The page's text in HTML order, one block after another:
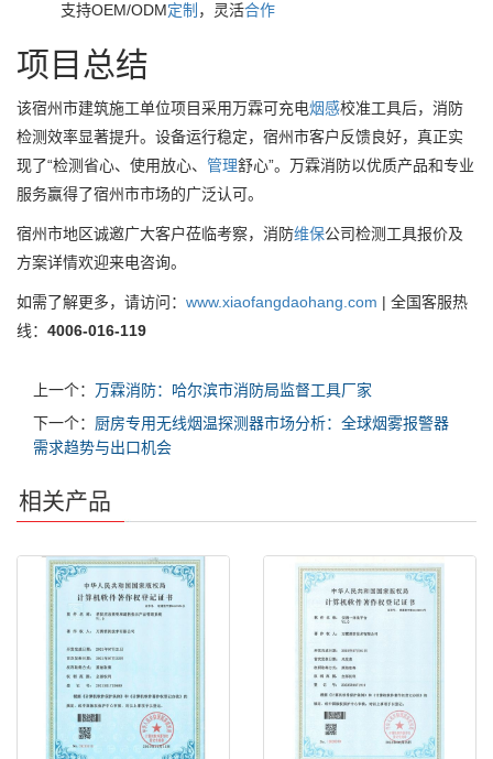
支持OEM/ODM定制 ，灵活合作
项目总结
该宿州市建筑施工单位项目采用万霖可充电烟感校准工具后，消防
检测效率显著提升。设备运行稳定，宿州市客户反馈良好，真正实
现了“检测省心、使用放心、 管理舒心”。万霖消防以优质产品和专业
服务赢得了宿州市市场的广泛认可。
宿州市地区诚邀广大客户莅临考察，消防维保公司检测工具报价及
方案详情欢迎来电咨询。
如需了解更多，请访问： www.xiaofangdaohang.com | 全国客服热
线： 4006-016-119
上一个： 万霖消防：哈尔滨市消防局监督工具厂家
下一个： 厨房专用无线烟温探测器市场分析：全球烟雾报警器
需求趋势与出口机会
相关产品